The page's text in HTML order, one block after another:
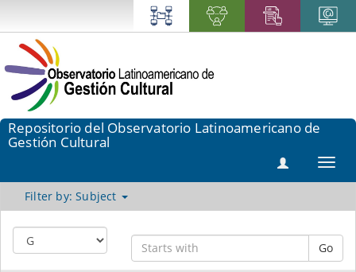
Repositorio del Observatorio Latinoamericano de
Gestión Cultural
Filter by: Subject
Go